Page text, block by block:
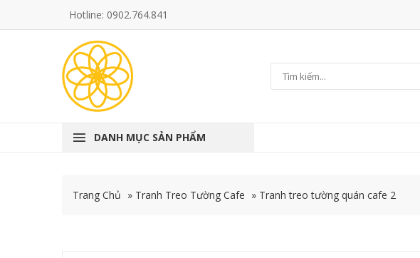
Hotline: 0902.764.841
DANH MỤC SẢN PHẨM
Trang Chủ » Tranh Treo Tường Cafe » Tranh treo tường quán cafe 2